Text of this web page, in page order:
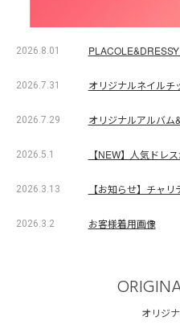
2026.8.01
2026.7.31 オリジナルネイルチ
2026.7.29 オリジナルアルバム
2026.5.1 【NEW】人気ドレ
2026.3.13 【お知らせ】チャ
2026.3.2 お客様着用画像
オリジ